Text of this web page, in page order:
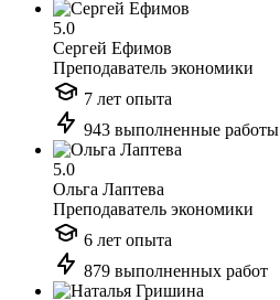
5.0
Сергей Ефимов
Преподаватель экономики
7 лет опыта
943 выполненные работы
5.0
Ольга Лаптева
Преподаватель экономики
6 лет опыта
879 выполненных работ